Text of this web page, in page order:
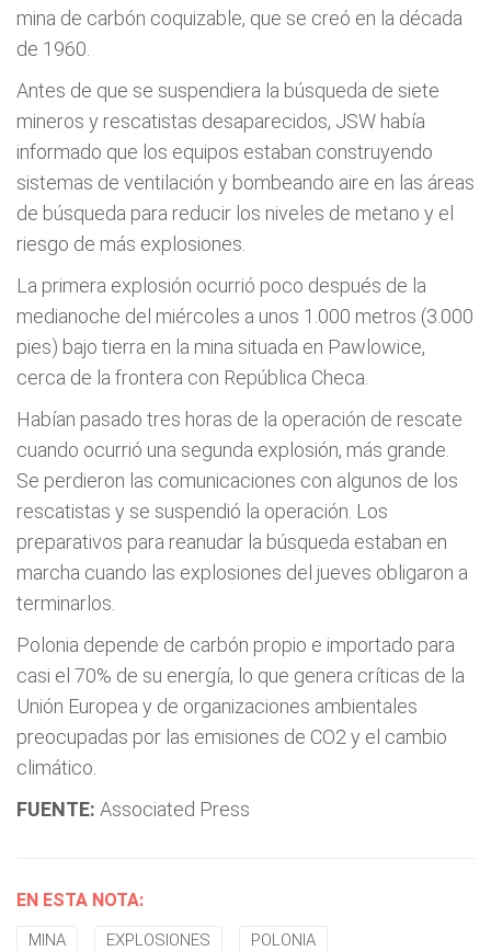
mina de carbón coquizable, que se creó en la década
de 1960.
Antes de que se suspendiera la búsqueda de siete
mineros y rescatistas desaparecidos, JSW había
informado que los equipos estaban construyendo
sistemas de ventilación y bombeando aire en las áreas
de búsqueda para reducir los niveles de metano y el
riesgo de más explosiones.
La primera explosión ocurrió poco después de la
medianoche del miércoles a unos 1.000 metros (3.000
pies) bajo tierra en la mina situada en Pawlowice,
cerca de la frontera con República Checa.
Habían pasado tres horas de la operación de rescate
cuando ocurrió una segunda explosión, más grande.
Se perdieron las comunicaciones con algunos de los
rescatistas y se suspendió la operación. Los
preparativos para reanudar la búsqueda estaban en
marcha cuando las explosiones del jueves obligaron a
terminarlos.
Polonia depende de carbón propio e importado para
casi el 70% de su energía, lo que genera críticas de la
Unión Europea y de organizaciones ambientales
preocupadas por las emisiones de CO2 y el cambio
climático.
FUENTE: Associated Press
EN ESTA NOTA:
MINA EXPLOSIONES POLONIA